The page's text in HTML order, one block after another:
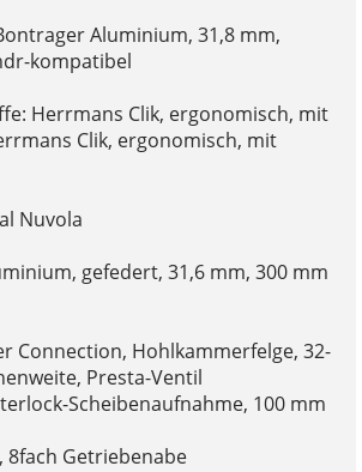
Aluminium, 31,8 mm,
kompatibel
Herrmans Clik, ergonomisch, mit
Clik, ergonomisch, mit
Nuvola
gefedert, 31,6 mm, 300 mm
Connection, Hohlkammerfelge, 32-
Presta-Ventil
Scheibenaufnahme, 100 mm
8fach Getriebenabe